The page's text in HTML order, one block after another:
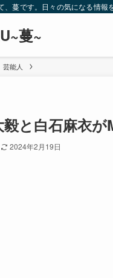
、蔓です。日々の気になる情報
蔓~
芸能人
毅と白石麻衣
2024年2月19日